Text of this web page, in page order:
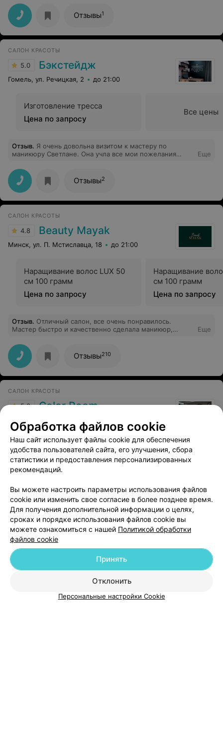
индивидуальный подход, профессиональные
сотрудники. Особенно радуют цены) Спасибо за вашу
работу ❤️! Салон однозначно рекомендую!
Отзывы1
САЛОН КРАСОТЫ
5.0 Бэкстейдж
Гомель, ул. Речицкая, 2 до 21:00
Изготовление тресса
Цена по запросу
Все цены
Отзыв. Я очень довольна визитом к мастеру по
маникюру Светлане. Она учла все мои пожелания
работе (быстро и аккуратно, а главное красиво). Не
могу не отметить удобное расположение салона (в
центре, но на тихой улице) и приятную атмосферу в
самом салоне. Спасибо мастеру и коллективу!
Еще
Отзывы2
САЛОН КРАСОТЫ
4.8 Beauty Mayak
Минск, ул. П. Мстиславца, 18 до 21:00
Наращивание волос LUX 50
см 100 грамм
Цена по запросу
Наращивание
см 100 грамм
Цена по запросу
Отзыв. Отличный салон, все очень понравилось.
Мастер быстро и качественно сделала маникюр,
Еще
Отзывы210
САЛОН КРАСОТЫ
5.0 Color Room
до 19:00
Отзыв. Замечательный мастер????Очень красиво и
быстро постригла мальчика. Обязательно вернемся !
Добавить компанию
Обработка файлов cookie
Наш сайт использует файлы cookie для обеспечения
удобства пользователей сайта, его улучшения, сбора
статистики и предоставления персонализированных
рекомендаций.
Вы можете настроить параметры использования файлов
cookie или изменить свое согласие в более позднее время.
Для получения дополнительной информации о целях,
сроках и порядке использования файлов cookie вы
можете ознакомиться с нашей Политикой обработки
файлов cookie
Отклонить
Принять
Персональные настройки Cookie